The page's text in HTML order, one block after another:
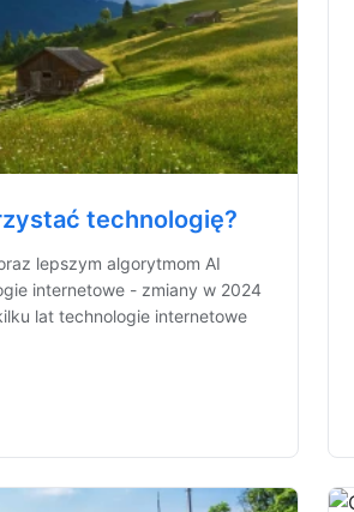
technologię?
lepszym algorytmom AI
internetowe - zmiany w 2024
lat technologie internetowe